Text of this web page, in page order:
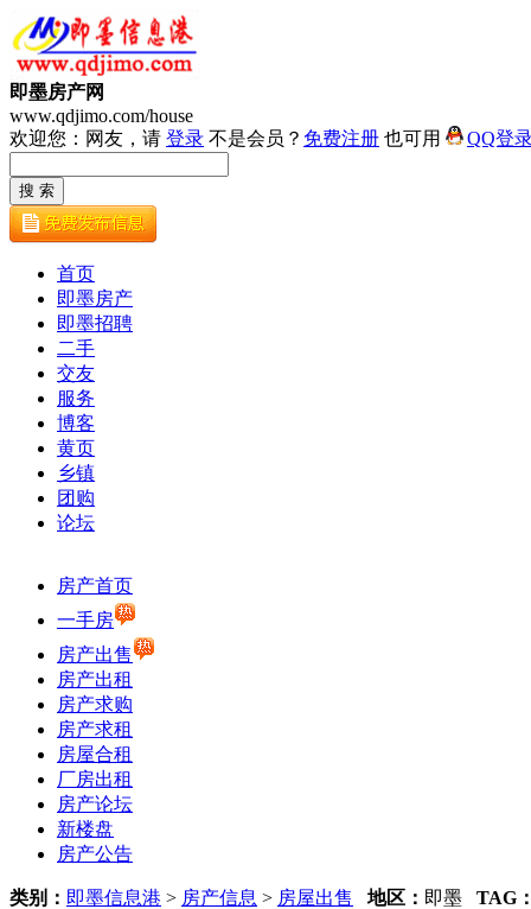
即墨房产网
www.qdjimo.com/house
欢迎您：网友，请 登录 不是会员？ 免费注册 也可用 QQ登
首页
即墨房产
即墨招聘
二手
交友
服务
博客
黄页
乡镇
团购
论坛
房产首页
一手房
房产出售
房产出租
房产求购
房产求租
房屋合租
厂房出租
房产论坛
新楼盘
房产公告
类别： 即墨信息港 > 房产信息 > 房屋出售 地区： 即墨 TAG：